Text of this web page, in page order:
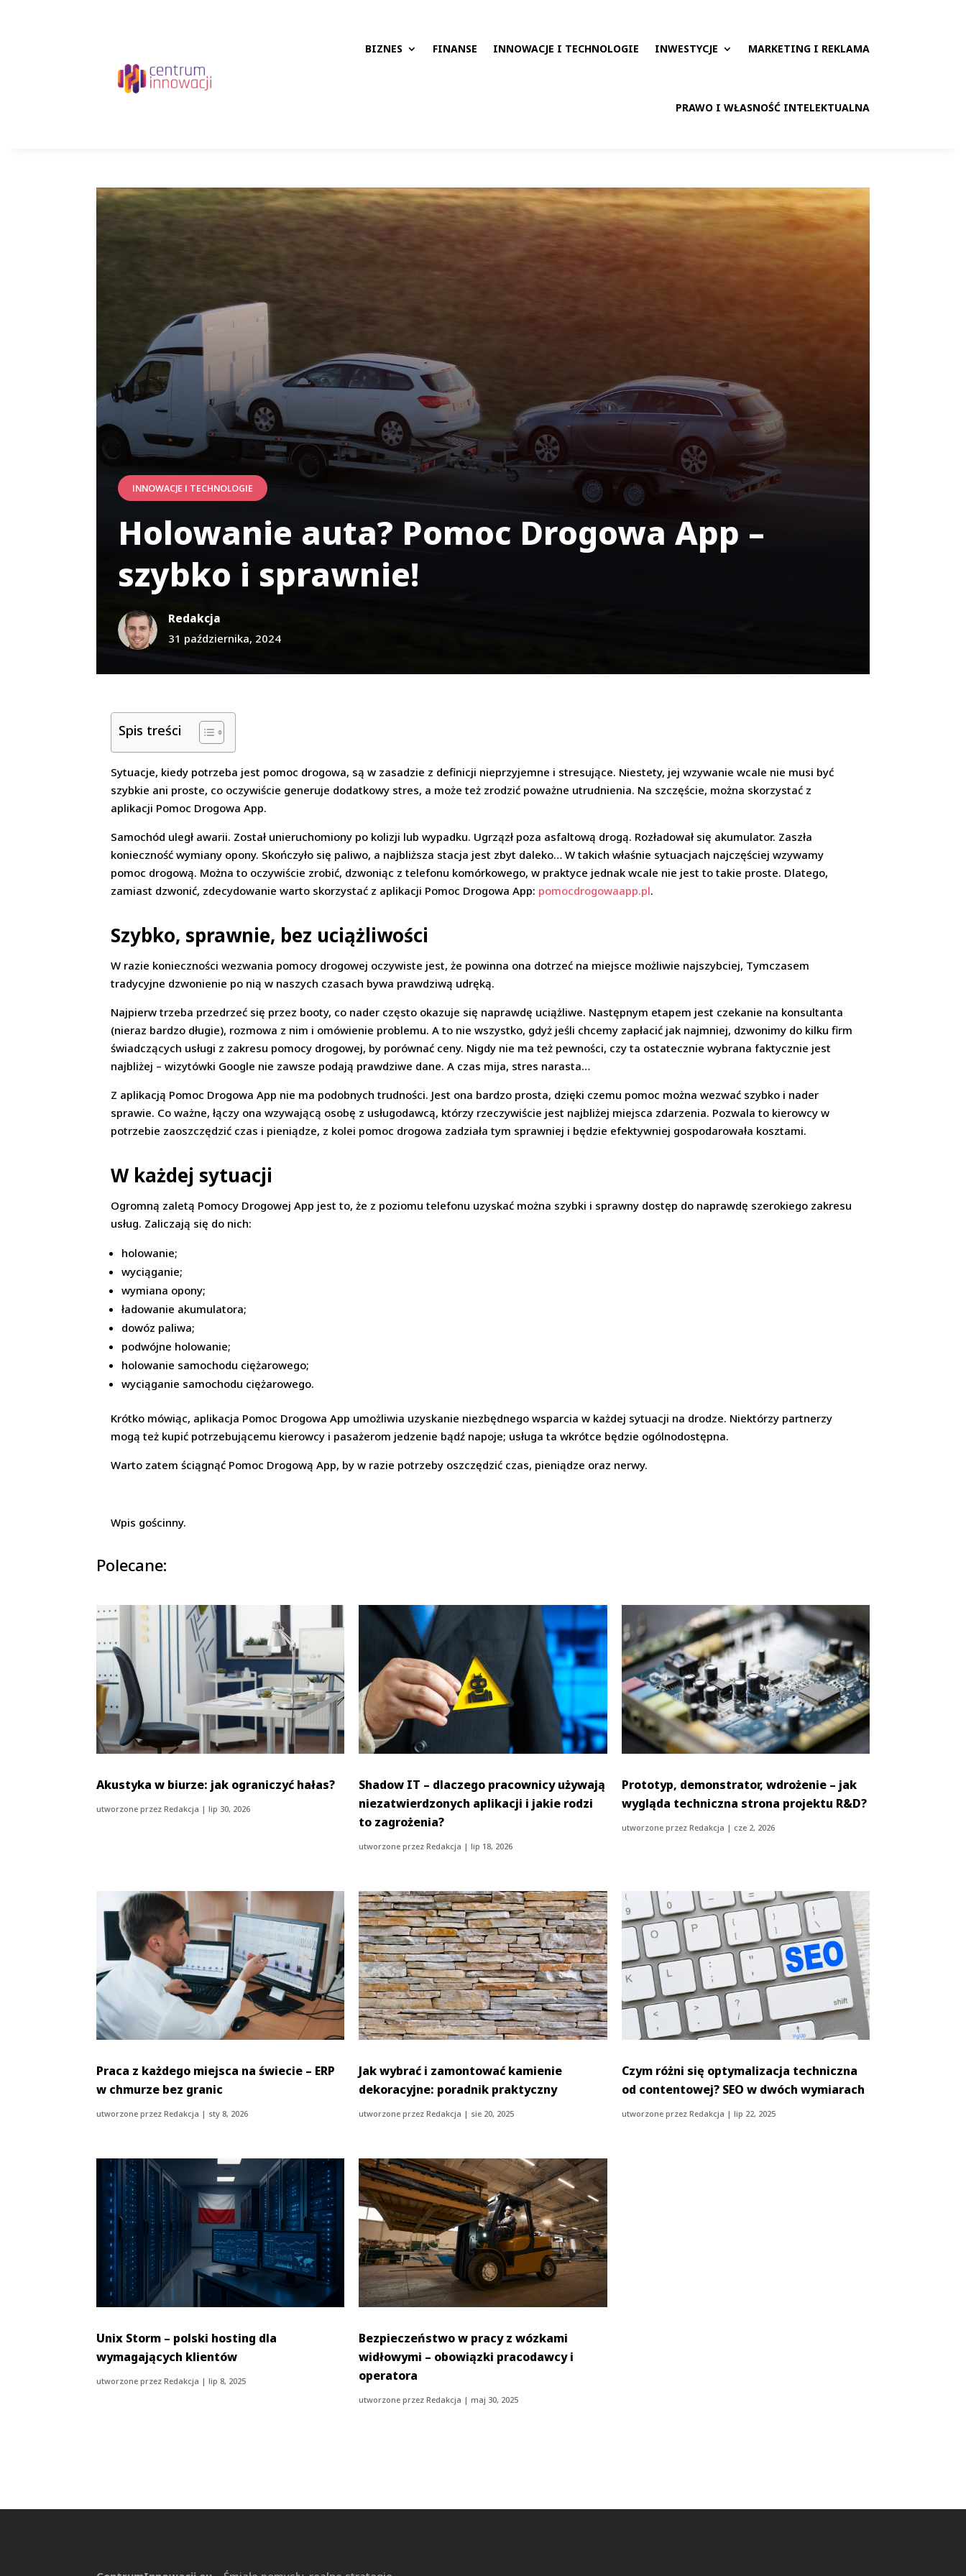
BIZNES FINANSE INNOWACJE I TECHNOLOGIE INWESTYCJE MARKETING I REKLAMA
PRAWO I WŁASNOŚĆ INTELEKTUALNA
INNOWACJE I TECHNOLOGIE
Holowanie auta? Pomoc Drogowa App –
szybko i sprawnie!
Redakcja
31 października, 2024
Spis treści
Sytuacje, kiedy potrzeba jest pomoc drogowa, są w zasadzie z definicji nieprzyjemne i stresujące. Niestety, jej wzywanie wcale nie musi być
szybkie ani proste, co oczywiście generuje dodatkowy stres, a może też zrodzić poważne utrudnienia. Na szczęście, można skorzystać z
aplikacji Pomoc Drogowa App.
Samochód uległ awarii. Został unieruchomiony po kolizji lub wypadku. Ugrzązł poza asfaltową drogą. Rozładował się akumulator. Zaszła
konieczność wymiany opony. Skończyło się paliwo, a najbliższa stacja jest zbyt daleko… W takich właśnie sytuacjach najczęściej wzywamy
pomoc drogową. Można to oczywiście zrobić, dzwoniąc z telefonu komórkowego, w praktyce jednak wcale nie jest to takie proste. Dlatego,
zamiast dzwonić, zdecydowanie warto skorzystać z aplikacji Pomoc Drogowa App: pomocdrogowaapp.pl.
Szybko, sprawnie, bez uciążliwości
W razie konieczności wezwania pomocy drogowej oczywiste jest, że powinna ona dotrzeć na miejsce możliwie najszybciej, Tymczasem
tradycyjne dzwonienie po nią w naszych czasach bywa prawdziwą udręką.
Najpierw trzeba przedrzeć się przez booty, co nader często okazuje się naprawdę uciążliwe. Następnym etapem jest czekanie na konsultanta
(nieraz bardzo długie), rozmowa z nim i omówienie problemu. A to nie wszystko, gdyż jeśli chcemy zapłacić jak najmniej, dzwonimy do kilku firm
świadczących usługi z zakresu pomocy drogowej, by porównać ceny. Nigdy nie ma też pewności, czy ta ostatecznie wybrana faktycznie jest
najbliżej – wizytówki Google nie zawsze podają prawdziwe dane. A czas mija, stres narasta…
Z aplikacją Pomoc Drogowa App nie ma podobnych trudności. Jest ona bardzo prosta, dzięki czemu pomoc można wezwać szybko i nader
sprawie. Co ważne, łączy ona wzywającą osobę z usługodawcą, którzy rzeczywiście jest najbliżej miejsca zdarzenia. Pozwala to kierowcy w
potrzebie zaoszczędzić czas i pieniądze, z kolei pomoc drogowa zadziała tym sprawniej i będzie efektywniej gospodarowała kosztami.
W każdej sytuacji
Ogromną zaletą Pomocy Drogowej App jest to, że z poziomu telefonu uzyskać można szybki i sprawny dostęp do naprawdę szerokiego zakresu
usług. Zaliczają się do nich:
holowanie;
wyciąganie;
wymiana opony;
ładowanie akumulatora;
dowóz paliwa;
podwójne holowanie;
holowanie samochodu ciężarowego;
wyciąganie samochodu ciężarowego.
Krótko mówiąc, aplikacja Pomoc Drogowa App umożliwia uzyskanie niezbędnego wsparcia w każdej sytuacji na drodze. Niektórzy partnerzy
mogą też kupić potrzebującemu kierowcy i pasażerom jedzenie bądź napoje; usługa ta wkrótce będzie ogólnodostępna.
Warto zatem ściągnąć Pomoc Drogową App, by w razie potrzeby oszczędzić czas, pieniądze oraz nerwy.
Wpis gościnny.
Polecane:
Akustyka w biurze: jak ograniczyć hałas?
utworzone przezRedakcja |lip 30, 2026
Shadow IT – dlaczego pracownicy używają
niezatwierdzonych aplikacji i jakie rodzi
to zagrożenia?
utworzone przezRedakcja |lip 18, 2026
Prototyp, demonstrator, wdrożenie – jak
wygląda techniczna strona projektu R&D?
utworzone przez Redakcja | cze 2, 2026
Praca z każdego miejsca na świecie – ERP
w chmurze bez granic
utworzone przezRedakcja | sty 8, 2026
Jak wybrać i zamontować kamienie
dekoracyjne: poradnik praktyczny
utworzone przezRedakcja | sie 20, 2025
Czym różni się optymalizacja techniczna
od contentowej? SEO w dwóch wymiarach
utworzone przez Redakcja | lip 22, 2025
Unix Storm – polski hosting dla
wymagających klientów
utworzone przezRedakcja |lip 8, 2025
Bezpieczeństwo w pracy z wózkami
widłowymi – obowiązki pracodawcy i
operatora
utworzone przezRedakcja |maj 30, 2025